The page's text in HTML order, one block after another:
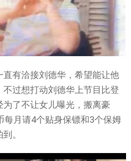
有洽接刘德华，希望能让他
过想打动刘德华上节目比登
了不让女儿曝光，搬离豪
每月请4个贴身保镖和3个保姆
。